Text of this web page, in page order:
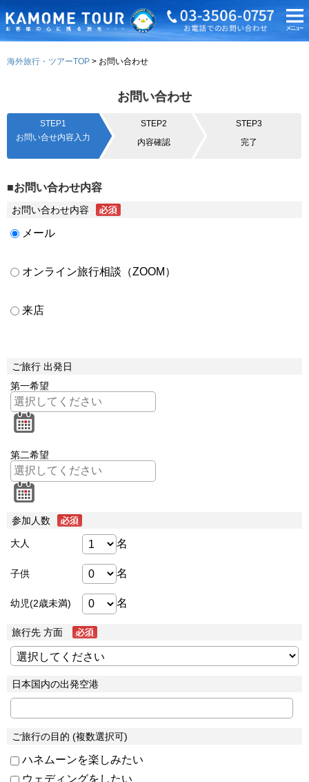
海外旅行・ツアーTOP お問い合わせ
お問い合わせ
STEP1
お問い合せ内容入力
STEP2
内容確認
STEP3
完了
■お問い合わせ内容
お問い合わせ内容
メール
オンライン旅行相談（ZOOM）
来店
ご旅行 出発日
第一希望
第二希望
参加人数
大人 名
子供 名
幼児(2歳未満) 名
旅行先 方面
日本国内の出発空港
ご旅行の目的 (複数選択可)
ハネムーンを楽しみたい
ウェディングをしたい